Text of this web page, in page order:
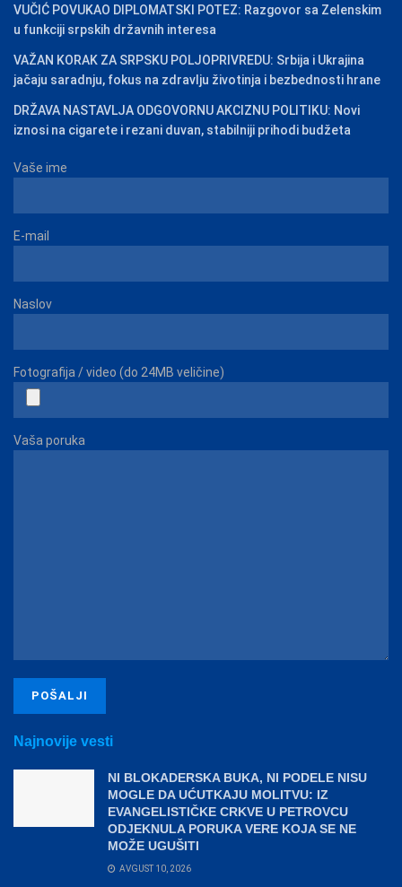
VUČIĆ POVUKAO DIPLOMATSKI POTEZ: Razgovor sa Zelenskim
u funkciji srpskih državnih interesa
VAŽAN KORAK ZA SRPSKU POLJOPRIVREDU: Srbija i Ukrajina
jačaju saradnju, fokus na zdravlju životinja i bezbednosti hrane
DRŽAVA NASTAVLJA ODGOVORNU AKCIZNU POLITIKU: Novi
iznosi na cigarete i rezani duvan, stabilniji prihodi budžeta
Vaše ime
E-mail
Naslov
Fotografija / video (do 24MB veličine)
Vaša poruka
Najnovije vesti
NI BLOKADERSKA BUKA, NI PODELE NISU
MOGLE DA UĆUTKAJU MOLITVU: IZ
EVANGELISTIČKE CRKVE U PETROVCU
ODJEKNULA PORUKA VERE KOJA SE NE
MOŽE UGUŠITI
AVGUST 10, 2026